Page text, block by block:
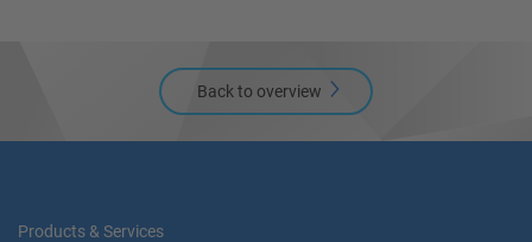
Back to overview
Products & Services